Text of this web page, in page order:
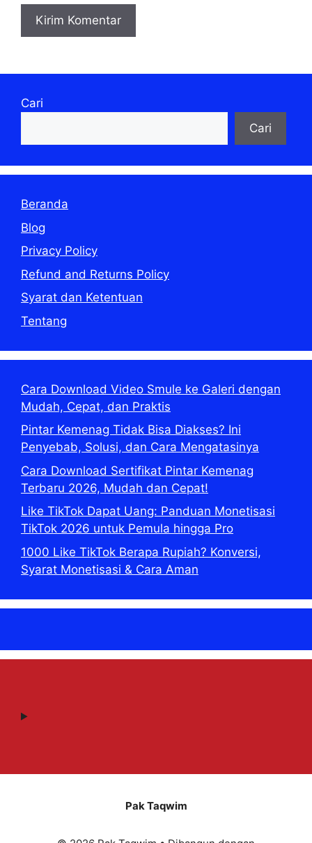
Cari
Cari
Beranda
Blog
Privacy Policy
Refund and Returns Policy
Syarat dan Ketentuan
Tentang
Cara Download Video Smule ke Galeri dengan
Mudah, Cepat, dan Praktis
Pintar Kemenag Tidak Bisa Diakses? Ini
Penyebab, Solusi, dan Cara Mengatasinya
Cara Download Sertifikat Pintar Kemenag
Terbaru 2026, Mudah dan Cepat!
Like TikTok Dapat Uang: Panduan Monetisasi
TikTok 2026 untuk Pemula hingga Pro
1000 Like TikTok Berapa Rupiah? Konversi,
Syarat Monetisasi & Cara Aman
Pak Taqwim